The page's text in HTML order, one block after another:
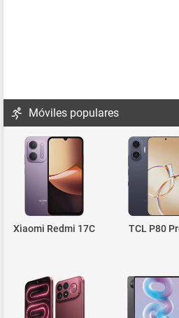
Móviles populares
Xiaomi Redmi 17C TCL P80